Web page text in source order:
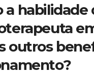
a habilidade
outros